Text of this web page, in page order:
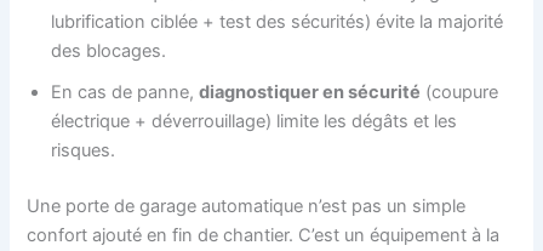
lubrification ciblée + test des sécurités) évite la majorité
des blocages.
En cas de panne,diagnostiquer en sécurité (coupure
électrique + déverrouillage) limite les dégâts et les
risques.
Une porte de garage automatique n’est pas un simple
confort ajouté en fin de chantier. C’est un équipement à la